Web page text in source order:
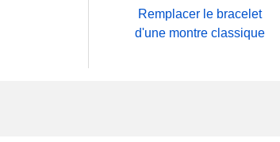
Remplacer le bracelet
d'une montre classique